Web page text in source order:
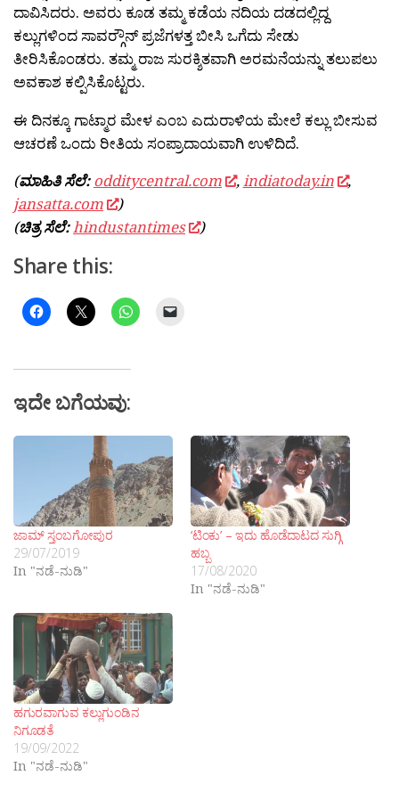
ದಾವಿಸಿದರು. ಅವರು ಕೂಡ ತಮ್ಮ ಕಡೆಯ ನದಿಯ ದಡದಲ್ಲಿದ್ದ
ಕಲ್ಲುಗಳಿಂದ ಸಾವರ‍್ಗೌನ್ ಪ್ರಜೆಗಳತ್ತ ಬೀಸಿ ಒಗೆದು ಸೇಡು
ತೀರಿಸಿಕೊಂಡರು. ತಮ್ಮ ರಾಜ ಸುರಕ್ಶಿತವಾಗಿ ಅರಮನೆಯನ್ನು ತಲುಪಲು
ಅವಕಾಶ ಕಲ್ಪಿಸಿಕೊಟ್ಟರು.
ಈ ದಿನಕ್ಕೂ ಗಾಟ್ಮಾರ ಮೇಳ ಎಂಬ ಎದುರಾಳಿಯ ಮೇಲೆ ಕಲ್ಲು ಬೀಸುವ
ಆಚರಣೆ ಒಂದು ರೀತಿಯ ಸಂಪ್ರಾದಾಯವಾಗಿ ಉಳಿದಿದೆ.
(ಮಾಹಿತಿ ಸೆಲೆ: odditycentral.com ,indiatoday.in
,
jansatta.com
)
(ಚಿತ್ರ ಸೆಲೆ:hindustantimes )
Share this:
ಇದೇ ಬಗೆಯವು:
ಜಾಮ್ ಸ್ತಂಬಗೋಪುರ
29/07/2019
In "ನಡೆ-ನುಡಿ"
‘ಟಿಂಕು’ – ಇದು ಹೊಡೆದಾಟದ ಸುಗ್ಗಿ
ಹಬ್ಬ
17/08/2020
In "ನಡೆ-ನುಡಿ"
ಹಗುರವಾಗುವ ಕಲ್ಲುಗುಂಡಿನ
ನಿಗೂಡತೆ
19/09/2022
In "ನಡೆ-ನುಡಿ"